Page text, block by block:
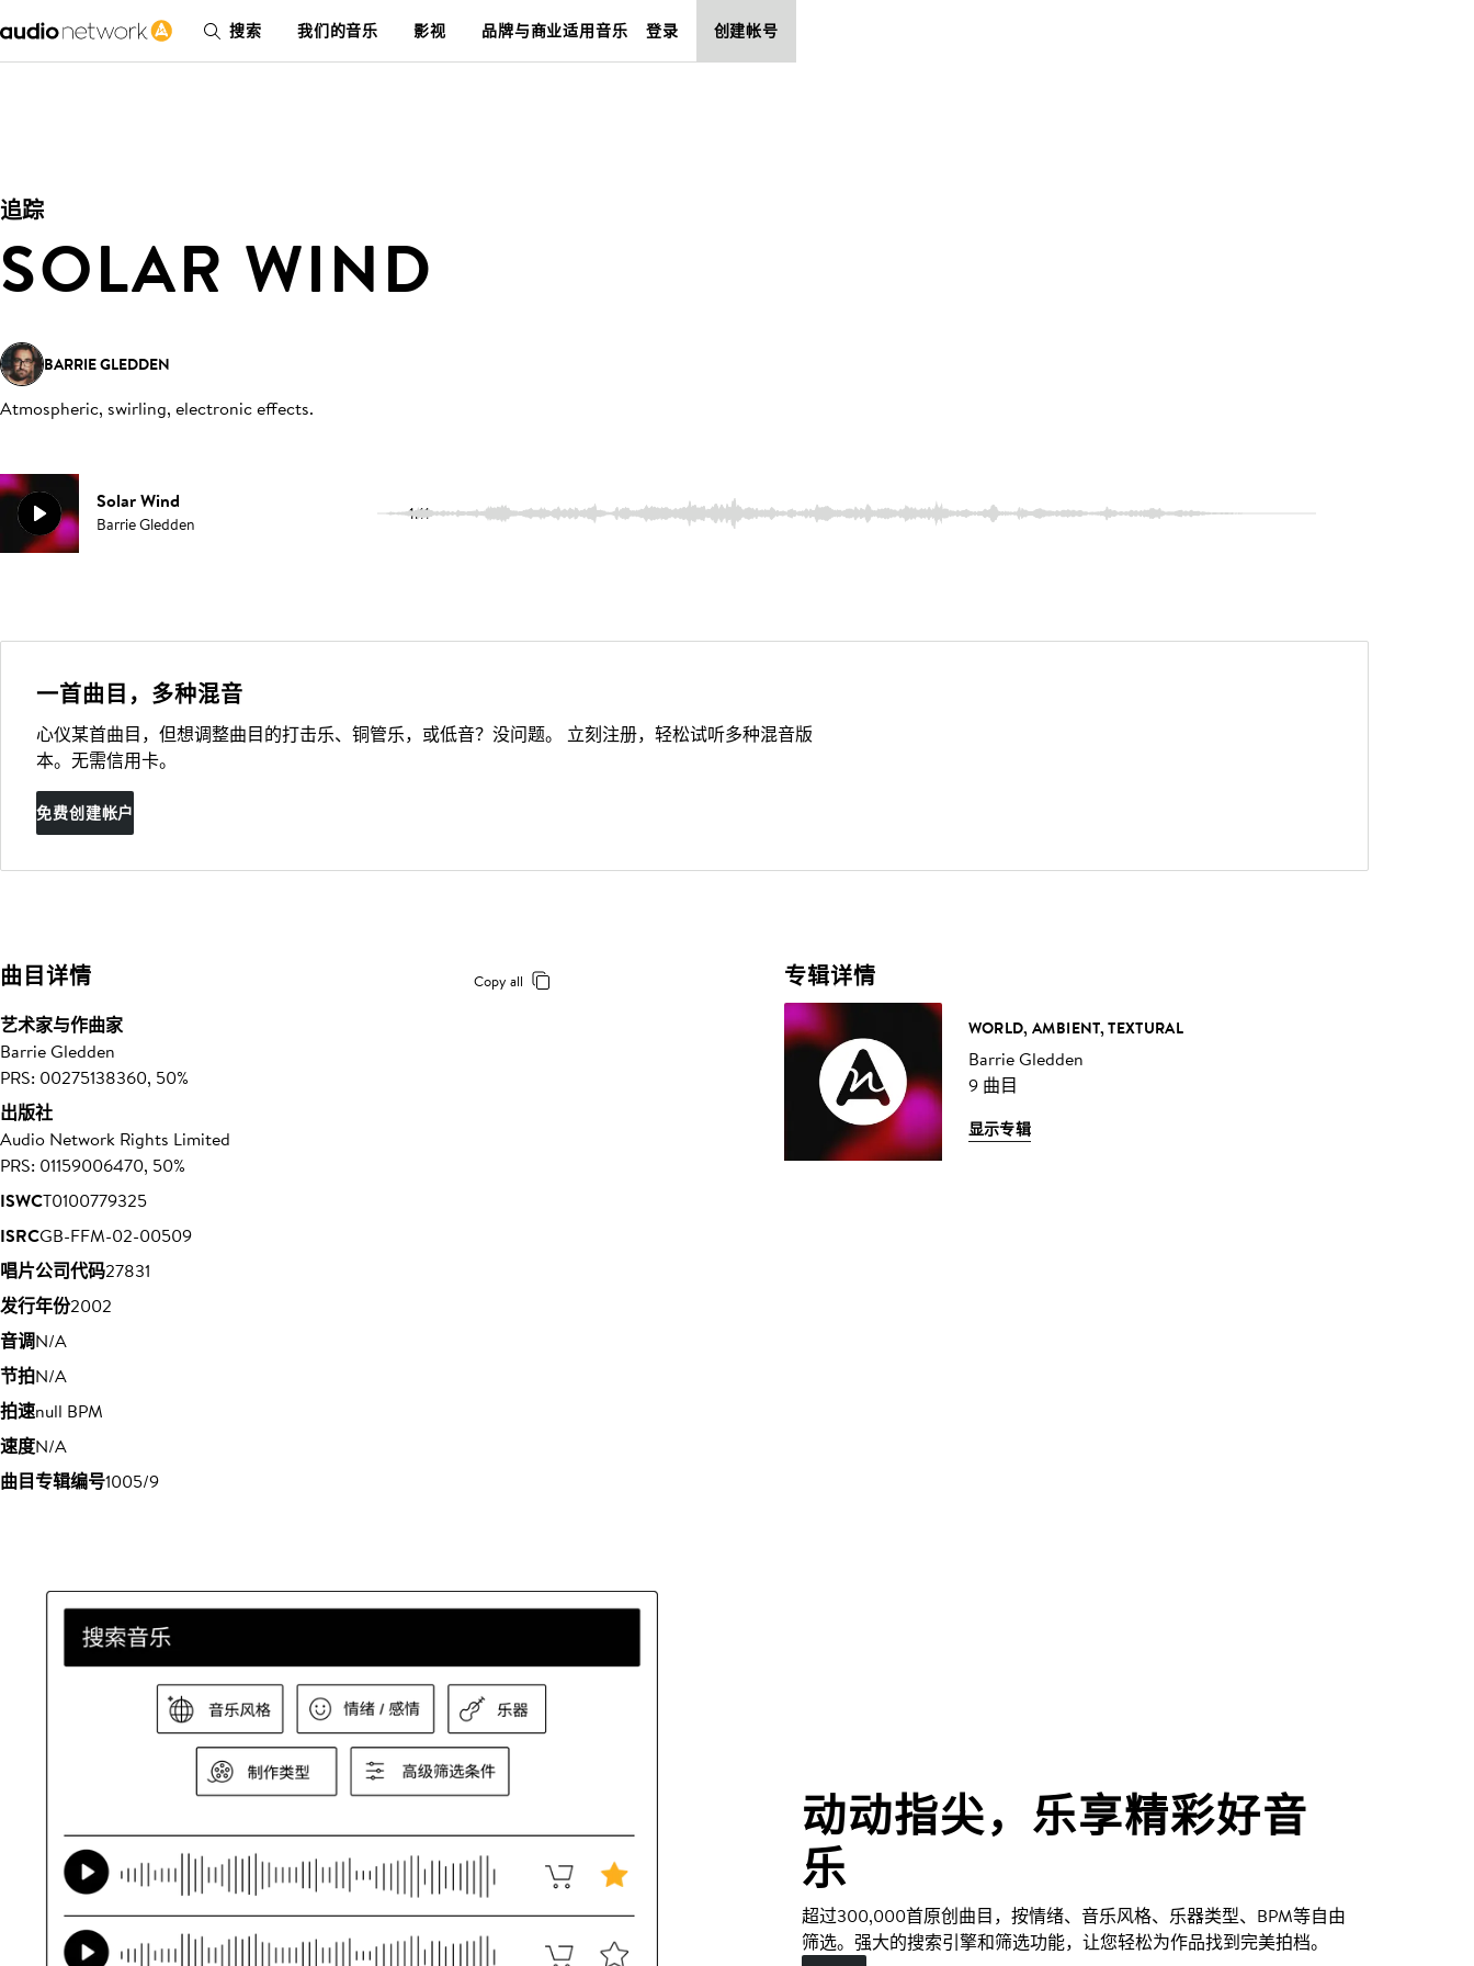
搜索 我们的音乐 影视 品牌与商业适用音乐 登录 创建帐号
追踪
SOLAR WIND
BARRIE GLEDDEN
Atmospheric, swirling, electronic effects.
Solar Wind
Barrie Gledden 1:11
一首曲目，多种混音
心仪某首曲目，但想调整曲目的打击乐、铜管乐，或低音？没问题。 立刻注册，轻松试听多种混音版
本。无需信用卡。
免费创建帐户
曲目详情 Copy all
艺术家与作曲家
Barrie Gledden
PRS: 00275138360, 50%
出版社
Audio Network Rights Limited
PRS: 01159006470, 50%
ISWCT0100779325
ISRCGB-FFM-02-00509
唱片公司代码27831
发行年份2002
音调N/A
节拍N/A
拍速null BPM
速度N/A
曲目专辑编号1005/9
专辑详情
WORLD, AMBIENT, TEXTURAL
Barrie Gledden
9 曲目
显示专辑
动动指尖，乐享精彩好音
乐
超过300,000首原创曲目，按情绪、音乐风格、乐器类型、BPM等自由
筛选。强大的搜索引擎和筛选功能，让您轻松为作品找到完美拍档。